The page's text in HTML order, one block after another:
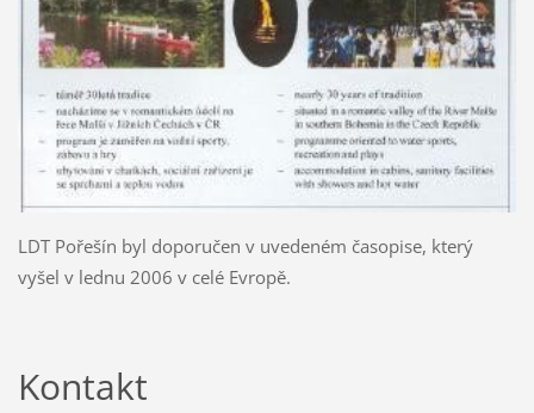
LDT Pořešín byl doporučen v uvedeném časopise, který
vyšel v lednu 2006 v celé Evropě.
Kontakt